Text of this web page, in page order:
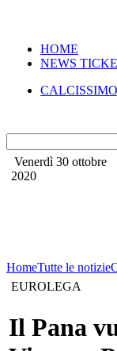
HOME
NEWS
Venerdì 30 ottobre
2020
HomeTutte le notizie
EUROLEGA
Il Pana